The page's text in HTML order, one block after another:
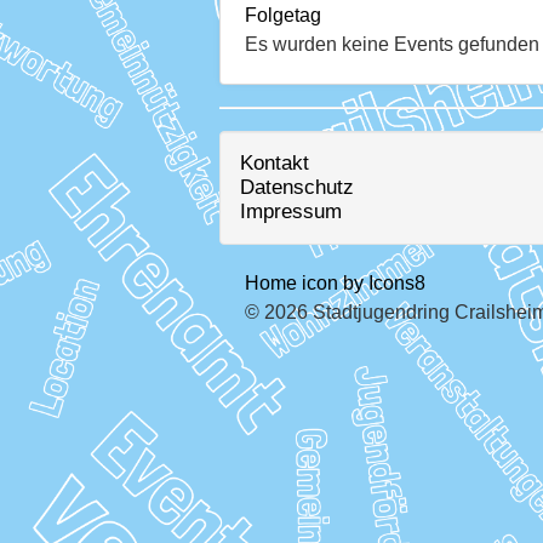
Folgetag
Es wurden keine Events gefunden
Kontakt
Datenschutz
Impressum
Home icon by Icons8
© 2026 Stadtjugendring